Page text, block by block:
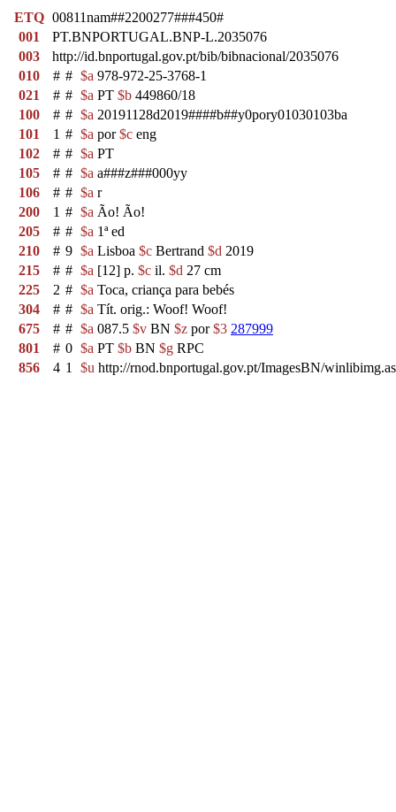
ETQ 00811nam##2200277###450#
001
PT.BNPORTUGAL.BNP-L.2035076
003
http://id.bnportugal.gov.pt/bib/bibnacional/2035076
010
# # $a 978-972-25-3768-1
021
# # $a PT $b 449860/18
100
# # $a 20191128d2019####b##y0pory01030103ba
101
1 # $a por$c eng
102
# # $a PT
105
# # $a a###z###000yy
106
# # $a r
200
1 # $a Ão! Ão!
205
# # $a 1ª ed
210
# 9 $a Lisboa $c Bertrand $d 2019
215
# # $a [12] p. $c il. $d 27 cm
225
2 # $a Toca, criança para bebés
304
# # $a Tít. orig.: Woof! Woof!
675
# # $a 087.5 $v BN $z por$3 287999
801
# 0 $a PT $b BN $g RPC
856
4 1 $u http://rnod.bnportugal.gov.pt/ImagesBN/